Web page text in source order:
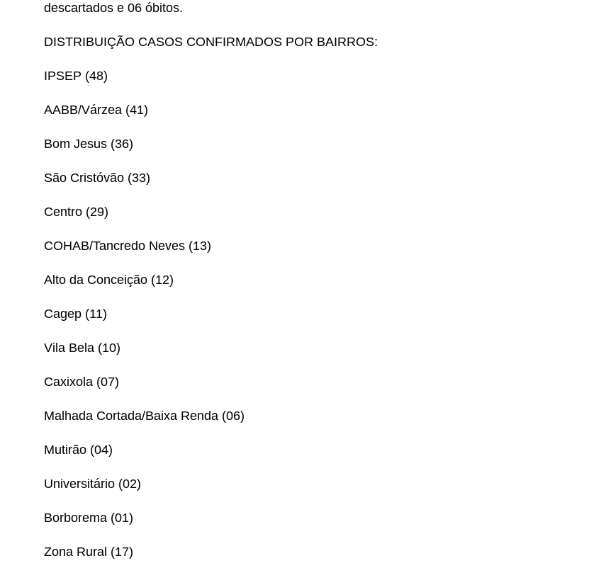
descartados e 06 óbitos.
DISTRIBUIÇÃO CASOS CONFIRMADOS POR BAIRROS:
IPSEP (48)
AABB/Várzea (41)
Bom Jesus (36)
São Cristóvão (33)
Centro (29)
COHAB/Tancredo Neves (13)
Alto da Conceição (12)
Cagep (11)
Vila Bela (10)
Caxixola (07)
Malhada Cortada/Baixa Renda (06)
Mutirão (04)
Universitário (02)
Borborema (01)
Zona Rural (17)